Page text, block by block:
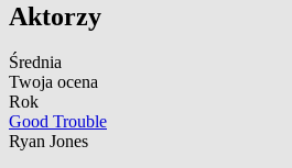
Aktorzy
Średnia
Twoja ocena
Rok
Good Trouble
Ryan Jones